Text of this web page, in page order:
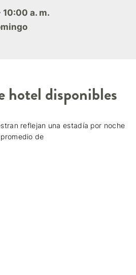
10:00 a. m.
hotel disponibles
reflejan una estadía por noche
promedio de